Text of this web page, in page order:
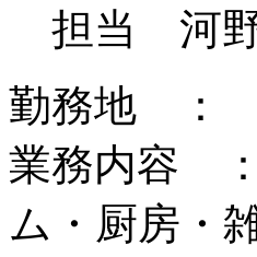
担当 河
勤務地 ：
業務内容
ム・厨房・